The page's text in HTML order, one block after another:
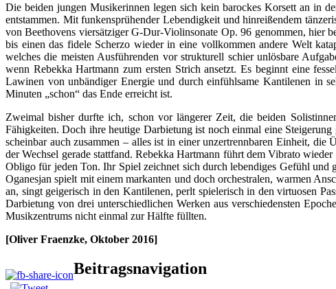
Die beiden jungen Musikerinnen legen sich kein barockes Korsett an in
entstammen. Mit funkensprühender Lebendigkeit und hinreißendem
von Beethovens viersätziger G-Dur-Violinsonate Op. 96 genommen, hier
bis einen das fidele Scherzo wieder in eine vollkommen andere Welt
welches die meisten Ausführenden vor strukturell schier unlösbare
wenn Rebekka Hartmann zum ersten Strich ansetzt. Es beginnt eine
Lawinen von unbändiger Energie und durch einfühlsame Kantilenen in
Minuten „schon“ das Ende erreicht ist.
Zweimal bisher durfte ich, schon vor längerer Zeit, die beiden
Fähigkeiten. Doch ihre heutige Darbietung ist noch einmal eine
scheinbar auch zusammen – alles ist in einer unzertrennbaren Einheit,
der Wechsel gerade stattfand. Rebekka Hartmann führt dem Vibrato
Obligo für jeden Ton. Ihr Spiel zeichnet sich durch lebendiges Gefühl und
Oganesjan spielt mit einem markanten und doch orchestralen, warmen
an, singt geigerisch in den Kantilenen, perlt spielerisch in den virtuosen
Darbietung von drei unterschiedlichen Werken aus verschiedensten
Musikzentrums nicht einmal zur Hälfte füllten.
[Oliver Fraenzke, Oktober 2016]
Beitragsnavigation